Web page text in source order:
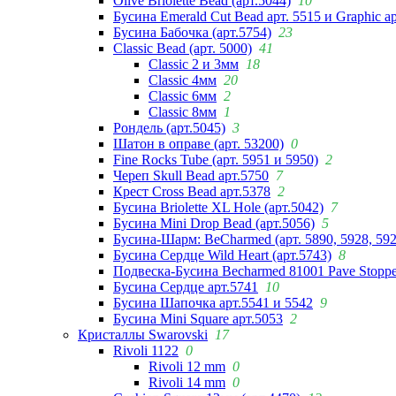
Бусина Emerald Cut Bead арт. 5515 и Graphic
Бусина Бабочка (арт.5754) 23
Classic Bead (арт. 5000) 41
Classic 2 и 3мм 18
Classic 4мм 20
Classic 6мм 2
Classic 8мм 1
Рондель (арт.5045) 3
Шатон в оправе (арт. 53200) 0
Fine Rocks Tube (арт. 5951 и 5950) 2
Череп Skull Bead арт.5750 7
Крест Cross Bead арт.5378 2
Бусина Briolette XL Hole (арт.5042) 7
Бусина Mini Drop Bead (арт.5056) 5
Бусина-Шарм: BeCharmed (арт. 5890, 5928,
Бусина Сердце Wild Heart (арт.5743) 8
Подвеска-Бусина Becharmed 81001 Pave
Бусина Сердце арт.5741
10
Бусина Шапочка арт.5541 и 5542 9
Бусина Mini Square арт.5053 2
Кристаллы Swarovski
17
Rivoli 1122 0
Rivoli 12 mm 0
Rivoli 14 mm 0